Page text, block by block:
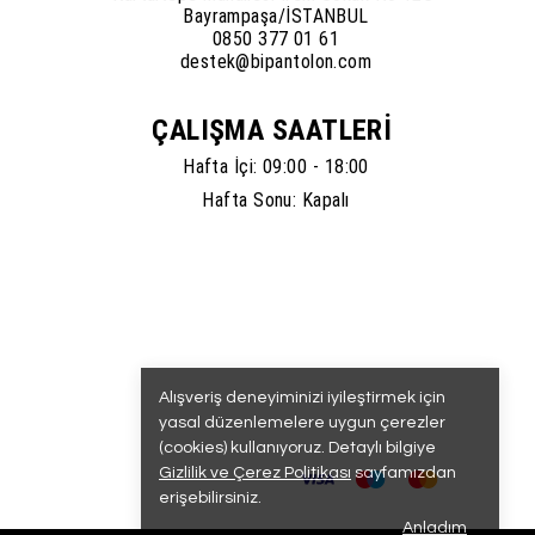
Alışveriş deneyiminizi iyileştirmek için
yasal düzenlemelere uygun çerezler
(cookies) kullanıyoruz. Detaylı bilgiye
Gizlilik ve Çerez Politikası sayfamızdan
erişebilirsiniz.
Anladım
Bayrampaşa/İSTANBUL
0850 377 01 61
destek@bipantolon.com
ÇALIŞMA SAATLERİ
Hafta İçi: 09:00 - 18:00
Hafta Sonu: Kapalı